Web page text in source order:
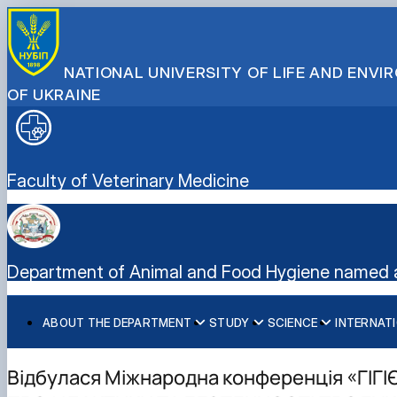
NATIONAL UNIVERSITY OF LIFE AND
OF UKRAINE
Faculty of Veterinary Medicine
Department of Animal and Food Hygiene
ABOUT THE DEPARTMENT
History of the Department
Department staff
STUDY
Curricula
Clinical practice
SCIENCE
Student science
Research
PhD programme
International Projects
Відбулася Міжнародна конференція